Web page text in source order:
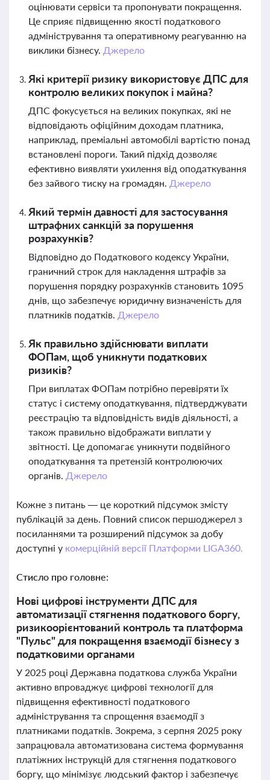
оцінювати сервіси та пропонувати покращення.
Це сприяє підвищенню якості податкового
адміністрування та оперативному реагуванню на
виклики бізнесу. Джерело
Які критерії ризику використовує ДПС для
контролю великих покупок і майна?
ДПС фокусується на великих покупках, які не
відповідають офіційним доходам платника,
наприклад, преміальні автомобілі вартістю понад
встановлені пороги. Такий підхід дозволяє
ефективно виявляти ухилення від оподаткування
без зайвого тиску на громадян. Джерело
Який термін давності для застосування
штрафних санкцій за порушення
розрахунків?
Відповідно до Податкового кодексу України,
граничний строк для накладення штрафів за
порушення порядку розрахунків становить 1095
днів, що забезпечує юридичну визначеність для
платників податків. Джерело
Як правильно здійснювати виплати
ФОПам, щоб уникнути податкових
ризиків?
При виплатах ФОПам потрібно перевіряти їх
статус і систему оподаткування, підтверджувати
реєстрацію та відповідність видів діяльності, а
також правильно відображати виплати у
звітності. Це допомагає уникнути подвійного
оподаткування та претензій контролюючих
органів. Джерело
Кожне з питань — це короткий підсумок змісту
публікацій за день. Повний список першоджерел з
посиланнями та розширений підсумок за добу
доступні у комерційній версії Платформи LIGA360.
Стисло про головне:
Нові цифрові інструменти ДПС для
автоматизації стягнення податкового боргу,
ризикоорієнтований контроль та платформа
"Пульс" для покращення взаємодії бізнесу з
податковими органами
У 2025 році Державна податкова служба України
активно впроваджує цифрові технології для
підвищення ефективності податкового
адміністрування та спрощення взаємодії з
платниками податків. Зокрема, з серпня 2025 року
запрацювала автоматизована система формування
платіжних інструкцій для стягнення податкового
боргу, що мінімізує людський фактор і забезпечує